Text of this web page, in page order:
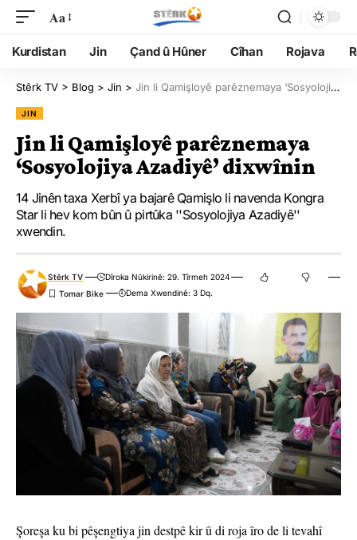
Aa
Kurdistan Jin Çand û Hûner Cîhan Rojava
Stêrk TV > Blog > Jin > Jin li Qamişloyê parêznemaya ‘Sosyolojiya Azadiyê’ dixwînin
JIN
Jin li Qamişloyê parêznemaya
‘Sosyolojiya Azadiyê’ dixwînin
14 Jinên taxa Xerbî ya bajarê Qamişlo li navenda Kongra
Star li hev kom bûn û pirtûka ''Sosyolojiya Azadiyê''
xwendin.
Stêrk TV
Dîroka Nûkirinê: 29. Tîrmeh 2024
Dema Xwendinê: 3 Dq.
Şoreşa ku bi pêşengtiya jin destpê kir û di roja îro de li tevahî